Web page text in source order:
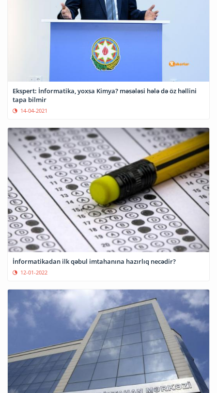
Ekspert: İnformatika, yoxsa Kimya? məsələsi hələ də öz həllini
tapa bilmir
14-04-2021
İnformatikadan ilk qəbul imtahanına hazırlıq necədir?
12-01-2022